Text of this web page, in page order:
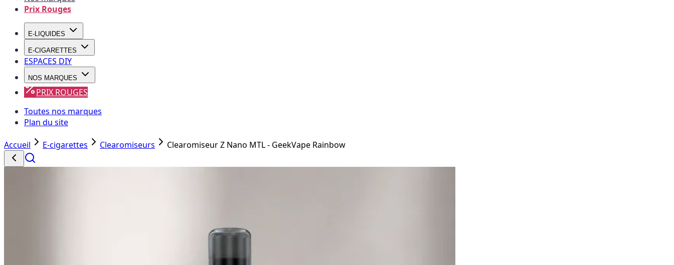
Prix Rouges
E-LIQUIDES
E-CIGARETTES
ESPACES DIY
NOS MARQUES
PRIX ROUGES
Toutes nos marques
Plan du site
Accueil E-cigarettes Clearomiseurs Clearomiseur Z Nano MTL - GeekVape Rainbow